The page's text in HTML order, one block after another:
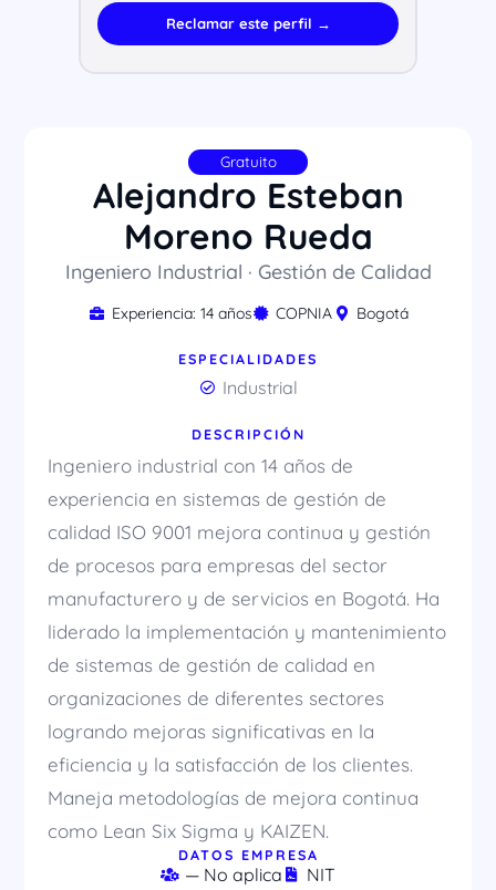
Reclamar este perfil →
Gratuito
Alejandro Esteban
Moreno Rueda
Ingeniero Industrial · Gestión de Calidad
Experiencia: 14 años COPNIA Bogotá
ESPECIALIDADES
Industrial
DESCRIPCIÓN
Ingeniero industrial con 14 años de
experiencia en sistemas de gestión de
calidad ISO 9001 mejora continua y gestión
de procesos para empresas del sector
manufacturero y de servicios en Bogotá. Ha
liderado la implementación y mantenimiento
de sistemas de gestión de calidad en
organizaciones de diferentes sectores
logrando mejoras significativas en la
eficiencia y la satisfacción de los clientes.
Maneja metodologías de mejora continua
como Lean Six Sigma y KAIZEN.
DATOS EMPRESA
— No aplica NIT